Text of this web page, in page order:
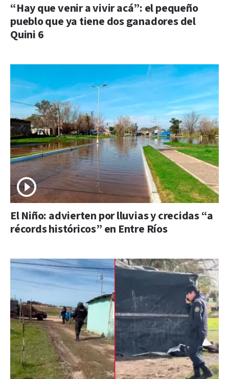
“Hay que venir a vivir acá”: el pequeño
pueblo que ya tiene dos ganadores del
Quini 6
El Niño: advierten por lluvias y crecidas “a
récords históricos” en Entre Ríos